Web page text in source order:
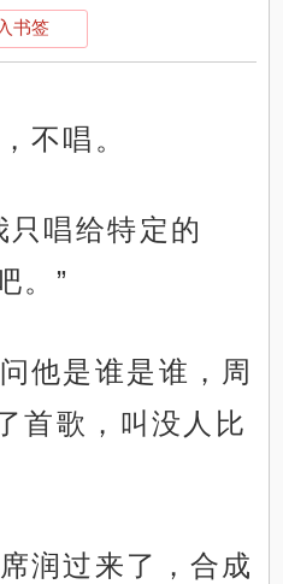
书签
不唱。
只唱给特定的
。”
他是谁是谁，周
首歌，叫没人比
润过来了，合成